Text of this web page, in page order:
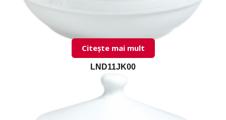
LND11JK00
Citește mai mult